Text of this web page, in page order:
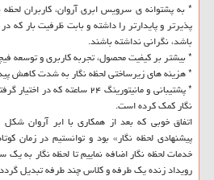
* به پشتوانه ی سرویس ابری آروان، کاربران لحظه
پذیرتر و پایدارتر را داشته و بابت ظرفیت بار که
باشد، نگرانی نداشته باشند.
* بیشتر بر کیفیت محصول، تجربه کاربری و توسعه
* هزینه های زیرساختی لحظه نگار به شدت کاهش
* پشتیبانی و مانیتورینگ ۲۴
نگار کمک کرده است.
اتفاق خوبی که بعد از همکاری با ابر آروان
پیشنهادی لحظه نگار» بود و توانستیم در زمان
خدمات لحظه نگار اضافه نماییم تا لحظه نگار به
رویداد زنده یک طرفه و کلاس چند طرفه تبدیل